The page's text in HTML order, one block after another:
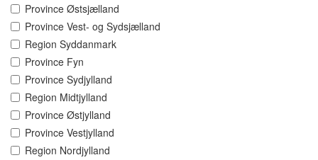
Province Østsjælland
Province Vest- og Sydsjælland
Region Syddanmark
Province Fyn
Province Sydjylland
Region Midtjylland
Province Østjylland
Province Vestjylland
Region Nordjylland